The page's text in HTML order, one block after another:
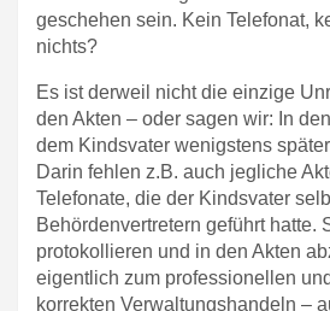
geschehen sein. Kein Telefonat,
nichts?
Es ist derweil nicht die einzige
den Akten – oder sagen wir: In
dem Kindsvater wenigstens
Darin fehlen z.B. auch jegliche
Telefonate, die der Kindsvater
Behördenvertretern geführt hatte.
protokollieren und in den Akten
eigentlich zum professionellen
korrekten Verwaltungshandeln –